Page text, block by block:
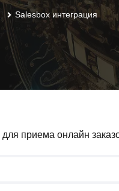
Salesbox интеграция
приема онлайн